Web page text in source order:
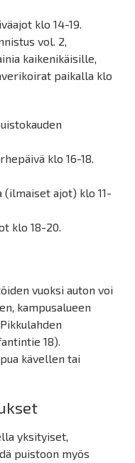
klo 14-19.
vol. 2,
kaikenikäisille,
paikalla klo
klo 16-18.
ajot) klo 11-
klo 18-20.
vuoksi auton voi
kampusalueen
18).
kävellen tai
yksityiset,
puistoon myös